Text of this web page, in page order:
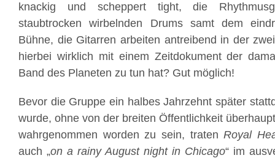
knackig und scheppert tight, die
staubtrocken wirbelnden Drums samt dem
Bühne, die Gitarren arbeiten antreibend in der
hierbei wirklich mit einem Zeitdokument der
Band des Planeten zu tun hat? Gut möglich!
Bevor die Gruppe ein halbes Jahrzehnt später
wurde, ohne von der breiten Öffentlichkeit
wahrgenommen worden zu sein, tratenRoyal
auch „on a rainy August night in Chicago“ im